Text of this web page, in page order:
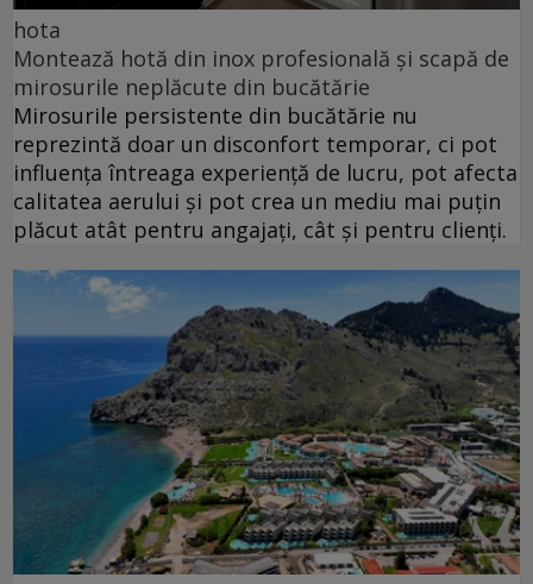
hota
Montează hotă din inox profesională și scapă de
mirosurile neplăcute din bucătărie
Mirosurile persistente din bucătărie nu
reprezintă doar un disconfort temporar, ci pot
influența întreaga experiență de lucru, pot afecta
calitatea aerului și pot crea un mediu mai puțin
plăcut atât pentru angajați, cât și pentru clienți.